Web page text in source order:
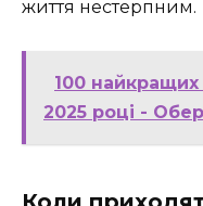
життя нестерпним.
100 найкращих
2025 році -